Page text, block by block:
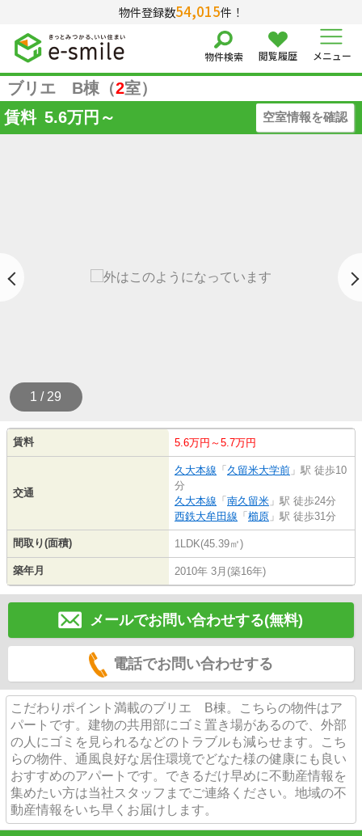
物件登録数54,015件！
物件検索 閲覧履歴 メニュー
ブリエ B棟（2室）
賃料 5.6万円～ 空室情報を確認
1 / 29
賃料 5.6万円～5.7万円
交通
久大本線 「 久留米大学前 」駅 徒歩10
分
久大本線 「 南久留米 」駅 徒歩24分
西鉄大牟田線 「 櫛原 」駅 徒歩31分
間取り(面積) 1LDK(45.39㎡)
築年月 2010年 3月(築16年)
メールでお問い合わせする(無料)
電話でお問い合わせする
こだわりポイント満載のブリエ B棟。こちらの物件はア
パートです。建物の共用部にゴミ置き場があるので、外部
の人にゴミを見られるなどのトラブルも減らせます。こち
らの物件、通風良好な居住環境でどなた様の健康にも良い
おすすめのアパートです。できるだけ早めに不動産情報を
集めたい方は当社スタッフまでご連絡ください。地域の不
動産情報をいち早くお届けします。